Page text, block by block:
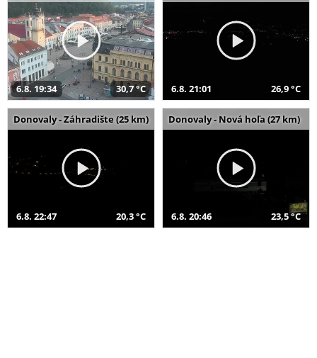
6.8. 19:34 30,7 °C 6.8. 21:01 26,9 °C
Donovaly - Záhradište (25 km)
6.8. 22:47 20,3 °C
Donovaly - Nová hoľa (27 km)
6.8. 20:46 23,5 °C